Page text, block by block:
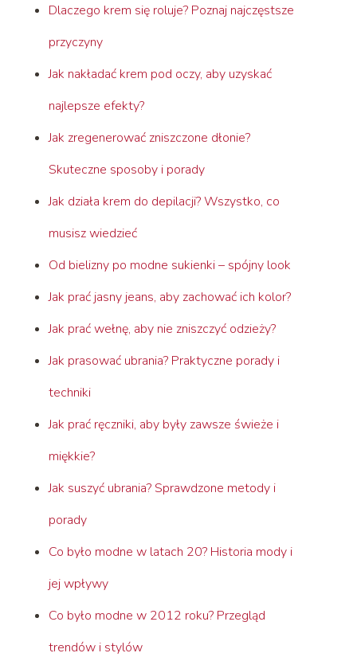
Dlaczego krem się roluje? Poznaj najczęstsze
przyczyny
Jak nakładać krem pod oczy, aby uzyskać
najlepsze efekty?
Jak zregenerować zniszczone dłonie?
Skuteczne sposoby i porady
Jak działa krem do depilacji? Wszystko, co
musisz wiedzieć
Od bielizny po modne sukienki – spójny look
Jak prać jasny jeans, aby zachować ich kolor?
Jak prać wełnę, aby nie zniszczyć odzieży?
Jak prasować ubrania? Praktyczne porady i
techniki
Jak prać ręczniki, aby były zawsze świeże i
miękkie?
Jak suszyć ubrania? Sprawdzone metody i
porady
Co było modne w latach 20? Historia mody i
jej wpływy
Co było modne w 2012 roku? Przegląd
trendów i stylów